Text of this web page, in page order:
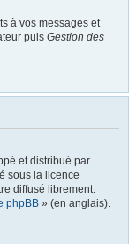
à vos messages et
puis Gestion des
et distribué par
sous la licence
diffusé librement.
phpBB » (en anglais).